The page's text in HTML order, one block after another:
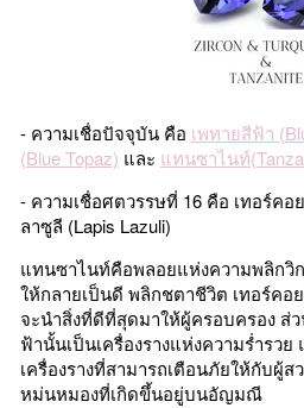
- ความเชื่อปัจจุบัน คือ เพทายสีฟ้า
(Blue Topaz) และ แทนซาไนท์
- ความเชื่อศตวรรษที่ 16 คือ เทอร์คอ
ลาซูลี (Lapis Lazuli)
แทนซาไนท์คือพลอยแห่งความพลิกวิ
ให้กลายเป็นดี พลิกชตาชีวิต เทอร์ค
จะนำสิ่งที่ดีที่สุดมาให้ผู้ครอบครอง ส่
ฟ้านั้นเป็นเครื่องรางแห่งความร่ำรวย
เครื่องรางที่สามารถเตือนภัยให้กับผู้
หม่นหมองที่เกิดขึ้นอยู่บนอัญมณี